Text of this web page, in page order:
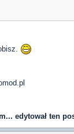
edytował ten